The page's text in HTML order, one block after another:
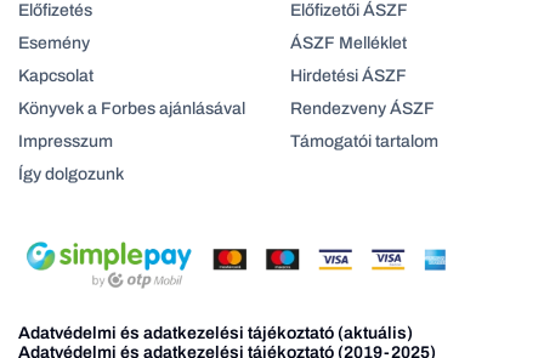
Előfizetés
Esemény
Kapcsolat
Könyvek a Forbes ajánlásával
Impresszum
Így dolgozunk
Előfizetői ÁSZF
ÁSZF Melléklet
Hirdetési ÁSZF
Rendezveny ÁSZF
Támogatói tartalom
Adatvédelmi és adatkezelési tájékoztató (aktuális)
Adatvédelmi és adatkezelési tájékoztató (2019-2025)